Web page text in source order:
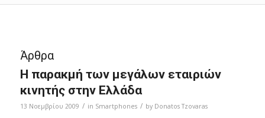
Άρθρα
Η παρακμή των μεγάλων εταιριών
κινητής στην Ελλάδα
13 Νοεμβρίου 2009 / in Smartphones / by Donatos Tzovaras